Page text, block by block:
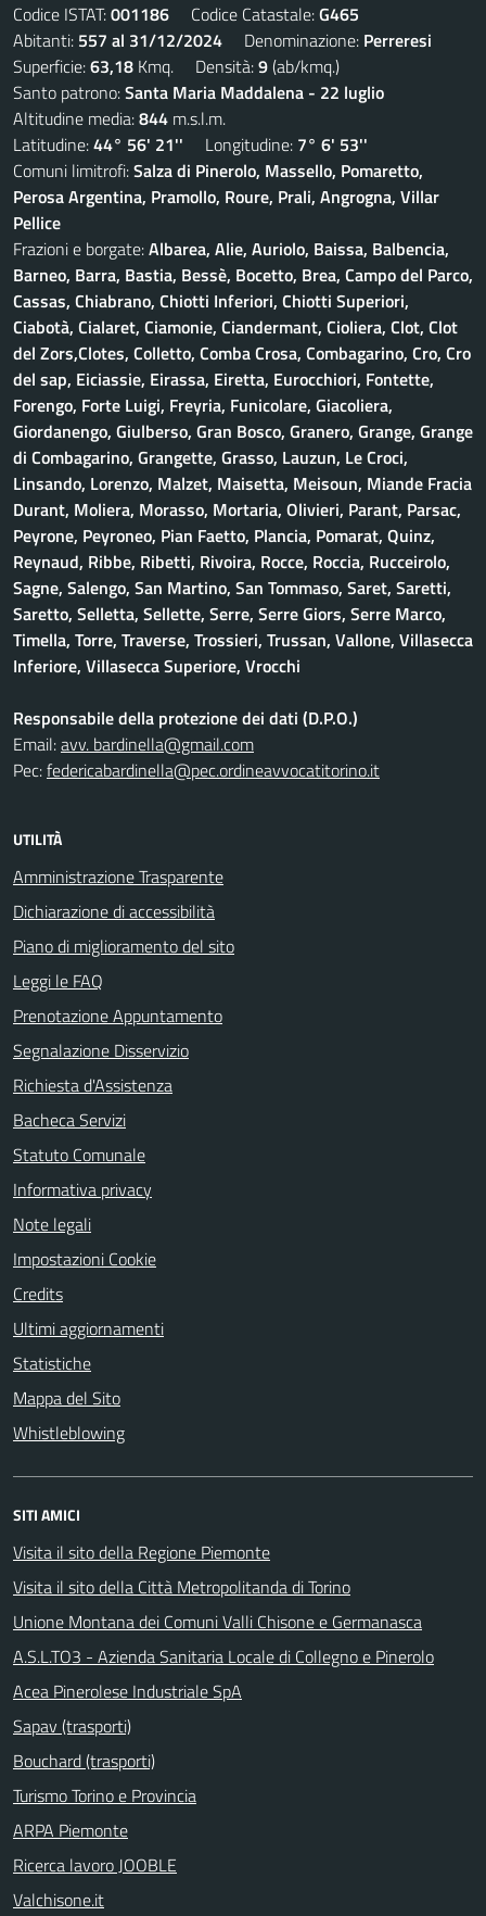
Codice ISTAT:001186 Codice Catastale:G465
Abitanti: 557 al 31/12/2024 Denominazione: Perreresi
Superficie:63,18 Kmq. Densità:9(ab/kmq.)
Santo patrono:Santa Maria Maddalena - 22 luglio
Altitudine media:844 m.s.l.m.
Latitudine:44° 56' 21'' Longitudine: 7° 6' 53''
Comuni limitrofi:Salza di Pinerolo, Massello, Pomaretto,
Perosa Argentina, Pramollo, Roure, Prali, Angrogna, Villar
Pellice
Frazioni e borgate:Albarea, Alie, Auriolo, Baissa, Balbencia,
Barneo, Barra, Bastia, Bessè, Bocetto, Brea, Campo del Parco,
Cassas, Chiabrano, Chiotti Inferiori, Chiotti Superiori,
Ciabotà, Cialaret, Ciamonie, Ciandermant, Cioliera, Clot, Clot
del Zors,Clotes, Colletto, Comba Crosa, Combagarino, Cro, Cro
del sap, Eiciassie, Eirassa, Eiretta, Eurocchiori, Fontette,
Forengo, Forte Luigi, Freyria, Funicolare, Giacoliera,
Giordanengo, Giulberso, Gran Bosco, Granero, Grange, Grange
di Combagarino, Grangette, Grasso, Lauzun, Le Croci,
Linsando, Lorenzo, Malzet, Maisetta, Meisoun, Miande Fracia
Durant, Moliera, Morasso, Mortaria, Olivieri, Parant, Parsac,
Peyrone, Peyroneo, Pian Faetto, Plancia, Pomarat, Quinz,
Reynaud, Ribbe, Ribetti, Rivoira, Rocce, Roccia, Rucceirolo,
Sagne, Salengo, San Martino, San Tommaso, Saret, Saretti,
Saretto, Selletta, Sellette, Serre, Serre Giors, Serre Marco,
Timella, Torre, Traverse, Trossieri, Trussan, Vallone, Villasecca
Inferiore, Villasecca Superiore, Vrocchi
Responsabile della protezione dei dati (D.P.O.)
Email:avv. bardinella@gmail.com
Pec:federicabardinella@pec.ordineavvocatitorino.it
UTILITÀ
Amministrazione Trasparente
Dichiarazione di accessibilità
Piano di miglioramento del sito
Leggi le FAQ
Prenotazione Appuntamento
Segnalazione Disservizio
Richiesta d'Assistenza
Bacheca Servizi
Statuto Comunale
Informativa privacy
Note legali
Impostazioni Cookie
Credits
Ultimi aggiornamenti
Statistiche
Mappa del Sito
Whistleblowing
SITI AMICI
Visita il sito della Regione Piemonte
Visita il sito della Città Metropolitanda di Torino
Unione Montana dei Comuni Valli Chisone e Germanasca
A.S.L.TO3 - Azienda Sanitaria Locale di Collegno e Pinerolo
Acea Pinerolese Industriale SpA
Sapav (trasporti)
Bouchard (trasporti)
Turismo Torino e Provincia
ARPA Piemonte
Ricerca lavoro JOOBLE
Valchisone.it